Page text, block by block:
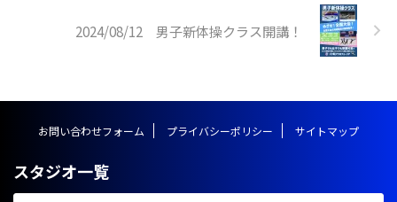
対象開講日（開講時間）：日曜日
2024/08/12 男子新体操クラス開講！
お問い合わせフォーム プライバシーポリシー サイトマップ
スタジオ一覧